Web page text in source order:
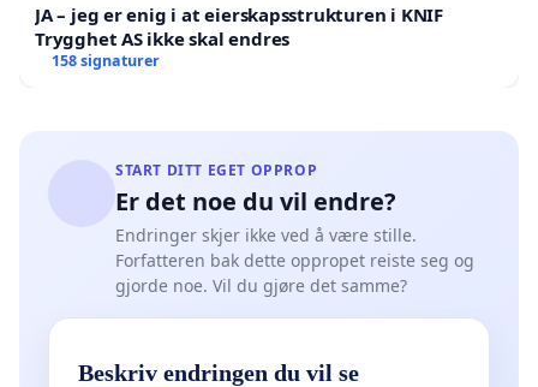
JA – jeg er enig i at eierskapsstrukturen i KNIF
Trygghet AS ikke skal endres
158 signaturer
START DITT EGET OPPROP
Er det noe du vil endre?
Endringer skjer ikke ved å være stille.
Forfatteren bak dette oppropet reiste seg og
gjorde noe. Vil du gjøre det samme?
Beskriv endringen du vil se